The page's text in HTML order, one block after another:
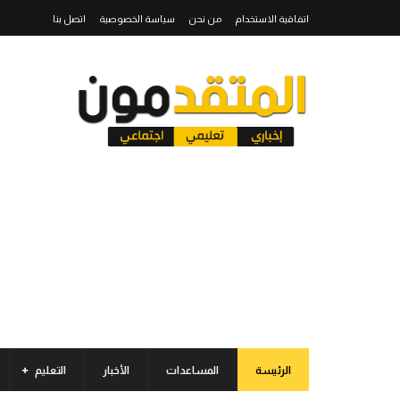
اتفاقية الاستخدام من نحن سياسة الخصوصية اتصل بنا
الرئيسة المساعدات الأخبار التعليم